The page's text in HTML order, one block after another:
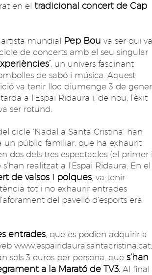
en el tradicional concert de Cap
mundial Pep Bou va ser qui va
de concerts amb el seu singular
, un univers fascinant
de sabó i música. Aquest
va tenir lloc diumenge 3 de gener
a l’Espai Ridaura i, de nou, l’èxit
ser rotund.
cicle ‘Nadal a Santa Cristina’ han
un públic familiar, que ha exhaurit
dos dels tres espectacles (el primer
realitzat a l’Espai Ridaura. En el
de valsos i polques, va tenir
tot i no exhaurir entrades
del pavelló d’esports era
entrades, que es podien adquirir a
www.espairidaura.santacristina.cat,
sols 3 euros per persona, que s’han
a la Marató de TV3. Al final